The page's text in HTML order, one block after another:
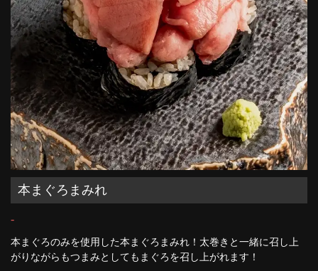
本まぐろまみれ
-
本まぐろのみを使用した本まぐろまみれ！太巻きと一緒に召し上
がりながらもつまみとしてもまぐろを召し上がれます！